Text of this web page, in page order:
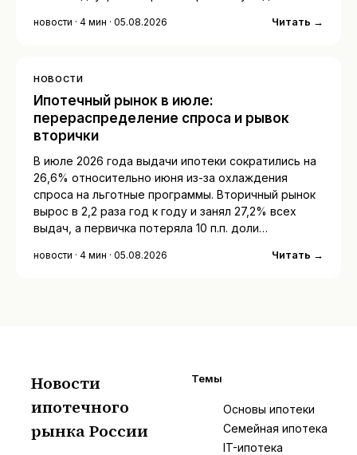
новости · 4 мин · 05.08.2026 Читать →
НОВОСТИ
Ипотечный рынок в июле:
перераспределение спроса и рывок
вторички
В июле 2026 года выдачи ипотеки сократились на
26,6% относительно июня из-за охлаждения
спроса на льготные программы. Вторичный рынок
вырос в 2,2 раза год к году и занял 27,2% всех
выдач, а первичка потеряла 10 п.п. доли…
новости · 4 мин · 05.08.2026 Читать →
Новости
ипотечного
рынка России
Темы
Основы ипотеки
Семейная ипотека
IT-ипотека